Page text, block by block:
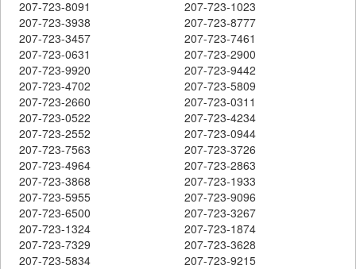
207-723-8091
207-723-1023
207-723-3938
207-723-8777
207-723-3457
207-723-7461
207-723-0631
207-723-2900
207-723-9920
207-723-9442
207-723-4702
207-723-5809
207-723-2660
207-723-0311
207-723-0522
207-723-4234
207-723-2552
207-723-0944
207-723-7563
207-723-3726
207-723-4964
207-723-2863
207-723-3868
207-723-1933
207-723-5955
207-723-9096
207-723-6500
207-723-3267
207-723-1324
207-723-1874
207-723-7329
207-723-3628
207-723-5834
207-723-9215